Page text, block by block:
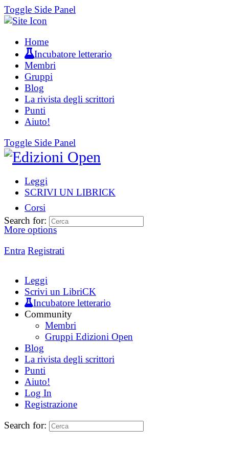
Toggle Side Panel
Home
Incubatore letterario
Membri
Gruppi
Blog
La rivista degli scrittori
Punti
Aiuto!
Toggle Side Panel
Leggi
SCRIVI UN LIBRICK
Corsi
More options
Entra Registrati
Search for:
Leggi
Scrivi un LibriCK
Incubatore letterario
Community
Membri
Gruppi Edizioni Open
Blog
La rivista degli scrittori
Punti
Aiuto!
Log In
Registrazione
Search for: